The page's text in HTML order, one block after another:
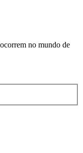
no mundo de